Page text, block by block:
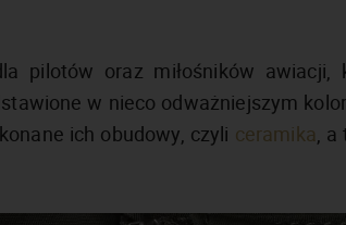
pilotów oraz miłośników
w nieco odważniejszym
ich obudowy, czyli ceramika ,